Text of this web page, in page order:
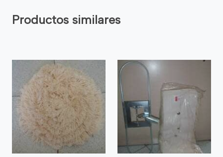
Productos similares